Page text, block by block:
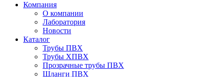
Компания
О компании
Лаборатория
Новости
Каталог
Трубы ПВХ
Трубы ХПВХ
Прозрачные трубы ПВХ
Шланги ПВХ